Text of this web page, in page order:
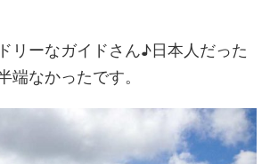
リーなガイドさん♪日本人だった
端なかったです。